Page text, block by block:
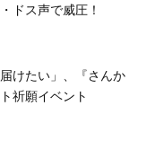
ドス声で威圧！
けたい」、『さんか
祈願イベント